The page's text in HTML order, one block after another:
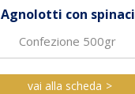
Agnolotti con spinaci
Confezione 500gr
vai alla scheda